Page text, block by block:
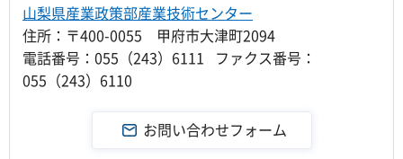
山梨県産業政策部産業技術センター
住所：〒400-0055 甲府市大津町2094
電話番号：055（243）6111 ファクス番号：
055（243）6110